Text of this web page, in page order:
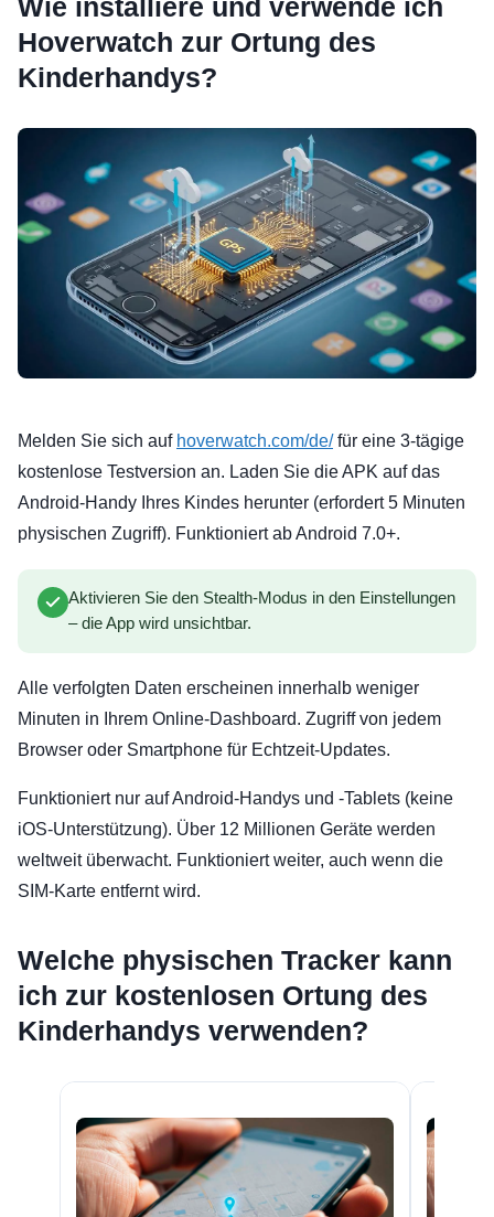
Wie installiere und verwende ich
Hoverwatch zur Ortung des
Kinderhandys?
Melden Sie sich auf hoverwatch.com/de/für eine 3-tägige
kostenlose Testversion an. Laden Sie die APK auf das
Android-Handy Ihres Kindes herunter (erfordert 5 Minuten
physischen Zugriff). Funktioniert ab Android 7.0+.
Aktivieren Sie den Stealth-Modus in den Einstellungen
– die App wird unsichtbar.
Alle verfolgten Daten erscheinen innerhalb weniger
Minuten in Ihrem Online-Dashboard. Zugriff von jedem
Browser oder Smartphone für Echtzeit-Updates.
Funktioniert nur auf Android-Handys und -Tablets (keine
iOS-Unterstützung). Über 12 Millionen Geräte werden
weltweit überwacht. Funktioniert weiter, auch wenn die
SIM-Karte entfernt wird.
Welche physischen Tracker kann
ich zur kostenlosen Ortung des
Kinderhandys verwenden?